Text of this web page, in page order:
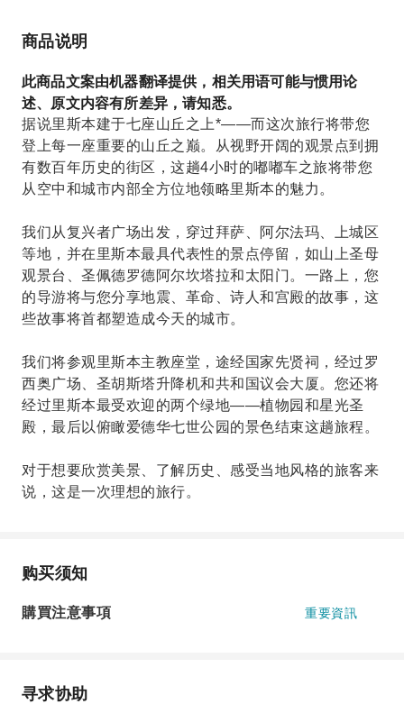
商品说明
此商品文案由机器翻译提供，相关用语可能与惯用论
述、原文内容有所差异，请知悉。
据说里斯本建于七座山丘之上*——而这次旅行将带您
登上每一座重要的山丘之巅。从视野开阔的观景点到拥
有数百年历史的街区，这趟4小时的嘟嘟车之旅将带您
从空中和城市内部全方位地领略里斯本的魅力。
我们从复兴者广场出发，穿过拜萨、阿尔法玛、上城区
等地，并在里斯本最具代表性的景点停留，如山上圣母
观景台、圣佩德罗德阿尔坎塔拉和太阳门。一路上，您
的导游将与您分享地震、革命、诗人和宫殿的故事，这
些故事将首都塑造成今天的城市。
我们将参观里斯本主教座堂，途经国家先贤祠，经过罗
西奥广场、圣胡斯塔升降机和共和国议会大厦。您还将
经过里斯本最受欢迎的两个绿地——植物园和星光圣
殿，最后以俯瞰爱德华七世公园的景色结束这趟旅程。
对于想要欣赏美景、了解历史、感受当地风格的旅客来
说，这是一次理想的旅行。
购买须知
購買注意事項 重要資訊
寻求协助